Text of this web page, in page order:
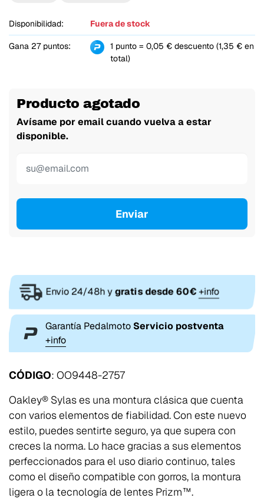
Disponibilidad: Fuera de stock
Gana 27 puntos:
1 punto = 0,05 € descuento (1,35 € en
total)
Producto agotado
Avísame por email cuando vuelva a estar
disponible.
Enviar
Envio 24/48h ygratis desde 60€+info
Garantía Pedalmoto Servicio postventa
+info
CÓDIGO: OO9448-2757
Oakley® Sylas es una montura clásica que cuenta
con varios elementos de fiabilidad. Con este nuevo
estilo, puedes sentirte seguro, ya que supera con
creces la norma. Lo hace gracias a sus elementos
perfeccionados para el uso diario continuo, tales
como el diseño compatible con gorros, la montura
ligera o la tecnología de lentes Prizm™.